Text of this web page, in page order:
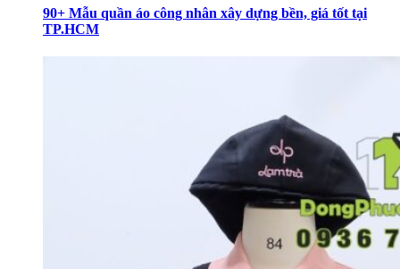
90+ Mẫu quần áo công nhân xây dựng bền, giá tốt tại
TP.HCM